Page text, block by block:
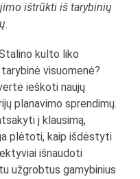
ištrūkti iš tarybinių
kulto liko
visuomenė?
ieškoti naujų
planavimo sprendimų.
į klausimą,
plėtoti, kaip išdėstyti
išnaudoti
užgrobtus gamybinius